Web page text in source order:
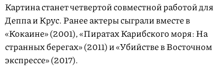
Картина станет четвертой совместной работой для
Деппа и Крус. Ранее актеры сыграли вместе в
«Кокаине» (2001), «Пиратах Карибского моря: На
странных берегах» (2011) и «Убийстве в Восточном
экспрессе» (2017).